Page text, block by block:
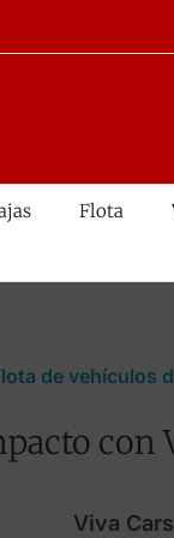
Flota
de vehículos
con
Viva Cars